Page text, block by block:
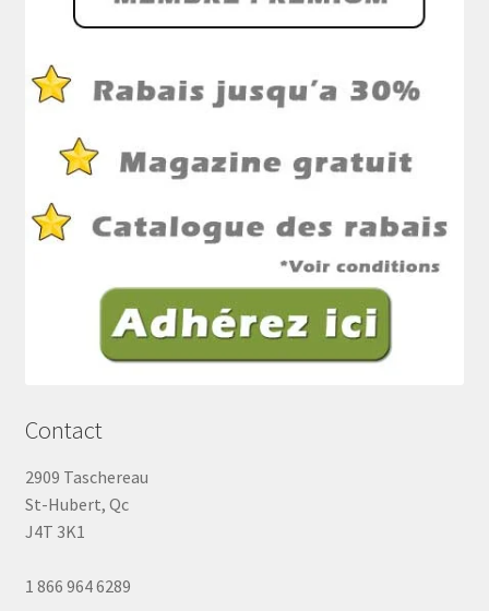
Contact
2909 Taschereau
St-Hubert, Qc
J4T 3K1
1 866 964 6289